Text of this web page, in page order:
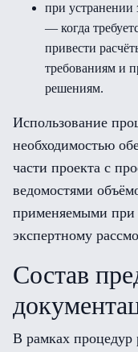
при устранении
— когда
привести
требованиям и
решениям.
Использование
необходимостью
части проекта с
ведомостями
применяемыми при
экспертному
Состав
В рамках процедур